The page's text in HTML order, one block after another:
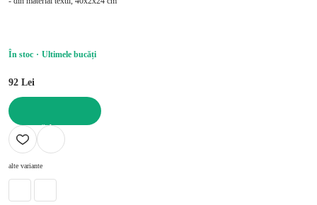
În stoc Ultimele bucăți
92 Lei
ADAUGĂ ÎN COȘ
alte variante